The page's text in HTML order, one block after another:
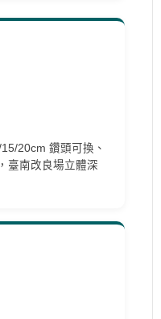
20cm 鑽頭可換、
臺南改良場立體深